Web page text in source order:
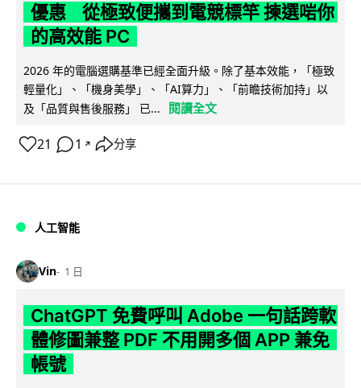
優惠 從極致便攜到電競標竿 揀選啱你
的高效能 PC
2026 年的電腦選購基準已經全面升級。除了基本效能，「極致
輕量化」、「機身美學」、「AI算力」、「前瞻技術加持」以
及「品質與售後服務」 已...
閱讀全文
21 1 ↗ 分享
人工智能
Vin 1 日
ChatGPT 免費呼叫 Adobe 一句話跨軟
體修圖兼整 PDF 不用開多個 APP 兼免
帳號